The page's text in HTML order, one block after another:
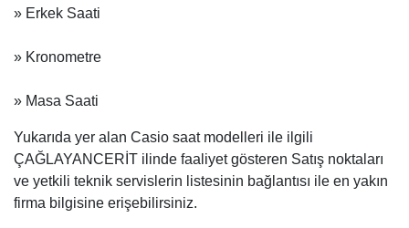
» Erkek Saati
» Kronometre
» Masa Saati
Yukarıda yer alan Casio saat modelleri ile ilgili
ÇAĞLAYANCERİT ilinde faaliyet gösteren Satış noktaları
ve yetkili teknik servislerin listesinin bağlantısı ile en yakın
firma bilgisine erişebilirsiniz.